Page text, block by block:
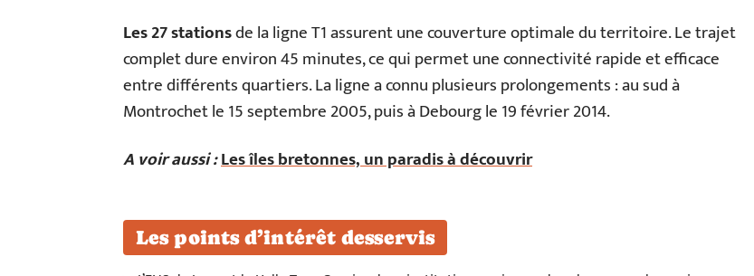
Les 27 stationsde la ligne T1 assurent une couverture optimale du territoire. Le trajet
complet dure environ 45 minutes, ce qui permet une connectivité rapide et efficace
entre différents quartiers. La ligne a connu plusieurs prolongements : au sud à
Montrochet le 15 septembre 2005, puis à Debourg le 19 février 2014.
A voir aussi :Les îles bretonnes, un paradis à découvrir
Les points d’intérêt desservis